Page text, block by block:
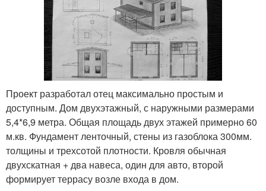
Проект разработал отец максимально простым и
доступным. Дом двухэтажный, с наружными размерами
5,4*6,9 метра. Общая площадь двух этажей примерно 60
м.кв. Фундамент ленточный, стены из газоблока 300мм.
толщины и трехсотой плотности. Кровля обычная
двухскатная + два навеса, один для авто, второй
формирует террасу возле входа в дом.